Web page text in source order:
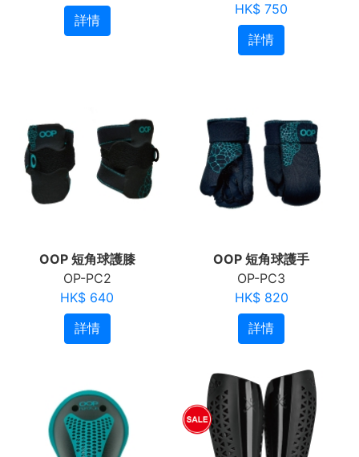
詳情
HK$ 750
詳情
OOP 短角球護膝
OP-PC2
HK$ 640
詳情
OOP 短角球護手
OP-PC3
HK$ 820
詳情